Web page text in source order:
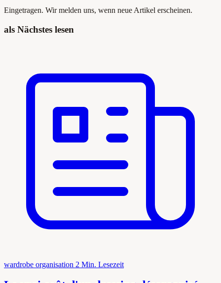
Eingetragen. Wir melden uns, wenn neue Artikel erscheinen.
als Nächstes lesen
wardrobe organisation 2 Min. Lesezeit